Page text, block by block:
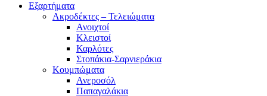
Εξαρτήματα
Ακροδέκτες – Τελειώματα
Ανοιχτοί
Κλειστοί
Καρλότες
Στοπάκια-Σαρνιεράκια
Κουμπώματα
Ανεροσόλ
Παπαγαλάκια